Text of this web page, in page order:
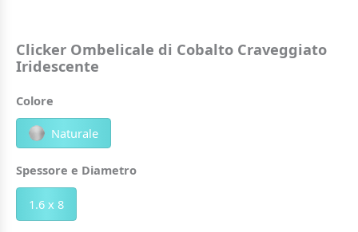
Clicker Ombelicale di Cobalto Craveggiato
Iridescente
Colore
Naturale
Spessore e Diametro
1.6 x 8